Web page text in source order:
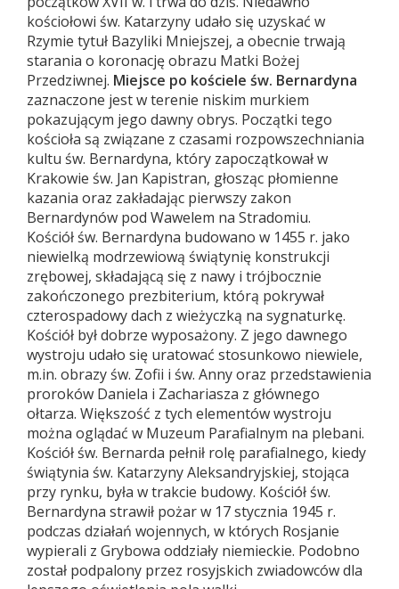
kościołowi św. Katarzyny udało się uzyskać w
Rzymie tytuł Bazyliki Mniejszej, a obecnie trwają
starania o koronację obrazu Matki Bożej
Przedziwnej. Miejsce po kościele św. Bernardyna
zaznaczone jest w terenie niskim murkiem
pokazującym jego dawny obrys. Początki tego
kościoła są związane z czasami rozpowszechniania
kultu św. Bernardyna, który zapoczątkował w
Krakowie św. Jan Kapistran, głosząc płomienne
kazania oraz zakładając pierwszy zakon
Bernardynów pod Wawelem na Stradomiu.
Kościół św. Bernardyna budowano w 1455 r. jako
niewielką modrzewiową świątynię konstrukcji
zrębowej, składającą się z nawy i trójbocznie
zakończonego prezbiterium, którą pokrywał
czterospadowy dach z wieżyczką na sygnaturkę.
Kościół był dobrze wyposażony. Z jego dawnego
wystroju udało się uratować stosunkowo niewiele,
m.in. obrazy św. Zofii i św. Anny oraz przedstawienia
proroków Daniela i Zachariasza z głównego
ołtarza. Większość z tych elementów wystroju
można oglądać w Muzeum Parafialnym na plebani.
Kościół św. Bernarda pełnił rolę parafialnego, kiedy
świątynia św. Katarzyny Aleksandryjskiej, stojąca
przy rynku, była w trakcie budowy. Kościół św.
Bernardyna strawił pożar w 17 stycznia 1945 r.
podczas działań wojennych, w których Rosjanie
wypierali z Grybowa oddziały niemieckie. Podobno
został podpalony przez rosyjskich zwiadowców dla